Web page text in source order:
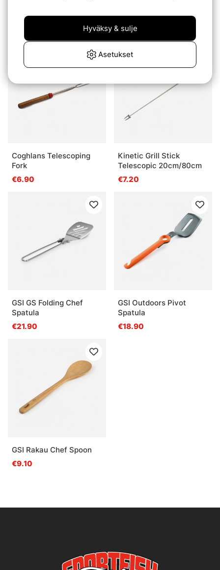
€11.90
Spoon
€16.90
Coghlans Telescoping
Fork
€6.90
Kinetic Grill Stick
Telescopic 20cm/80cm
€7.20
GSI GS Folding Chef
Spatula
€21.90
GSI Outdoors Pivot
Spatula
€18.90
GSI Rakau Chef Spoon
€9.10
Asetukset
Hyväksy & sulje